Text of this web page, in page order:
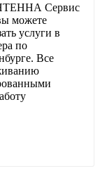
Сервис
можете
услуги в
по
Все